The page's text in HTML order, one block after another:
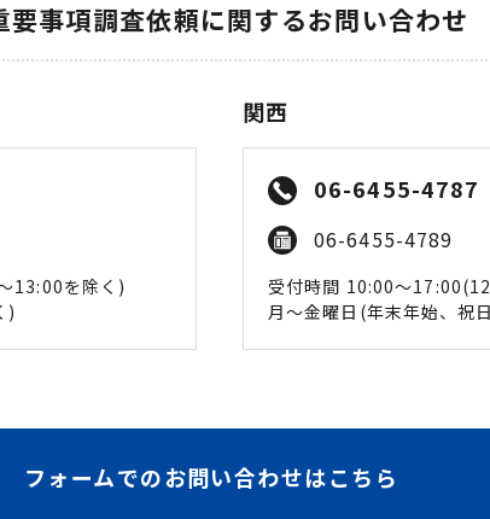
事項調査依頼に関するお問い合わせ
13:00を除く)
)
関西
06-6455-4787
06-6455-4789
受付時間 10:00〜
月〜金曜日(年末年始、祝
フォームでのお問い合わせはこちら